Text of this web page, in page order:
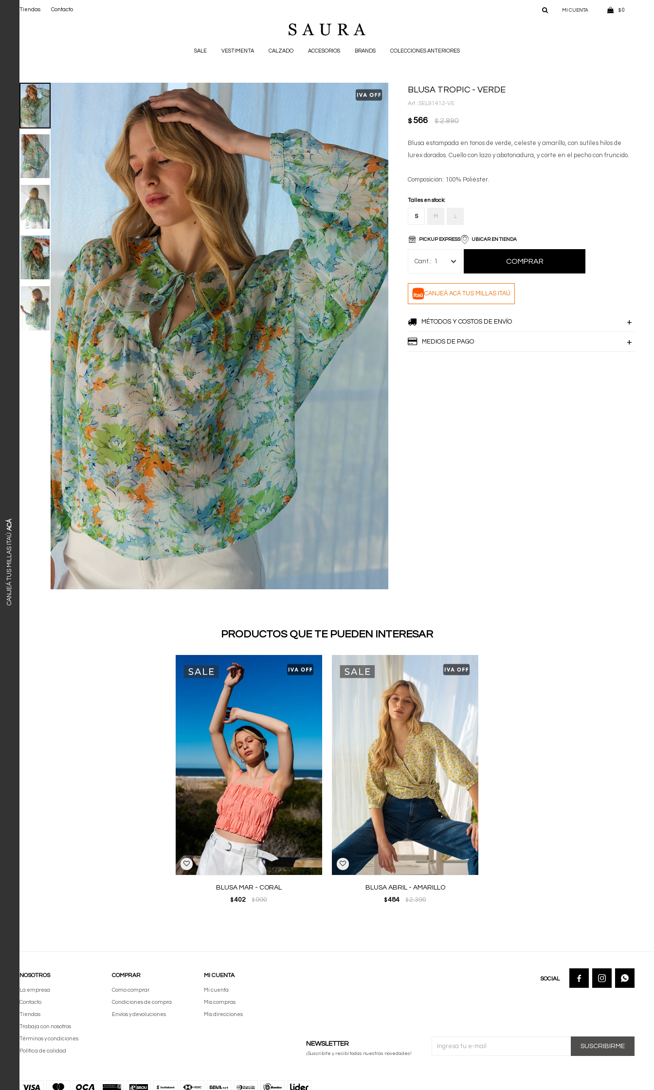
SALE VESTIMENTA CALZADO ACCESORIOS BRANDS COLECCIONES ANTERIORES
$ 0
Tiendas Contacto
CANJEÁ TUS MILLAS ITAÚ
ACÁ
BLUSA TROPIC - VERDE
SEL91412-VE
$ 566 $ 2.890
Blusa estampada en tonos de verde, celeste y amarillo, con sutiles hilos de
lurex dorados. Cuello con lazo y abotonadura, y corte en el pecho con fruncido.
Composición: 100% Poliéster.
Talles en stock:
S M
PICKUP EXPRESS UBICAR EN TIENDA
1 COMPRAR
CANJEÁ ACÁ TUS MILLAS ITAÚ
MÉTODOS Y COSTOS DE ENVÍO
MEDIOS DE PAGO
PRODUCTOS QUE TE PUEDEN INTERESAR
BLUSA MAR - CORAL
$402 $990
BLUSA ABRIL - AMARILLO
$ 484 $2.390
NOSOTROS
La empresa
Contacto
Tiendas
Trabaja con nosotros
Términos y condiciones
Política de calidad
COMPRAR
Como comprar
Condiciones de compra
Envíos y devoluciones
MI CUENTA
Mi cuenta
Mis compras
Mis direcciones
NEWSLETTER
¡Suscribite y recibí todas nuestras novedades!
SUSCRIBIRME
  